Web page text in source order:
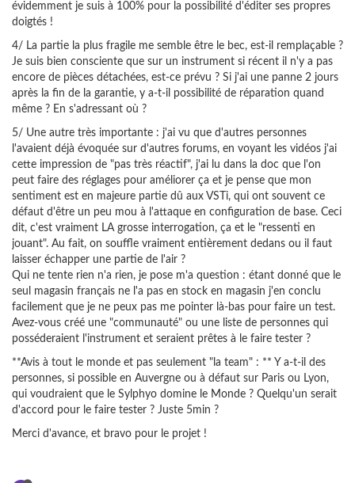
évidemment je suis à 100% pour la possibilité d'éditer ses propres
doigtés !
4/ La partie la plus fragile me semble être le bec, est-il remplaçable ?
Je suis bien consciente que sur un instrument si récent il n'y a pas
encore de pièces détachées, est-ce prévu ? Si j'ai une panne 2 jours
après la fin de la garantie, y a-t-il possibilité de réparation quand
même ? En s'adressant où ?
5/ Une autre très importante : j'ai vu que d'autres personnes
l'avaient déjà évoquée sur d'autres forums, en voyant les vidéos j'ai
cette impression de "pas très réactif", j'ai lu dans la doc que l'on
peut faire des réglages pour améliorer ça et je pense que mon
sentiment est en majeure partie dû aux VSTi, qui ont souvent ce
défaut d'être un peu mou à l'attaque en configuration de base. Ceci
dit, c'est vraiment LA grosse interrogation, ça et le "ressenti en
jouant". Au fait, on souffle vraiment entièrement dedans ou il faut
laisser échapper une partie de l'air ?
Qui ne tente rien n'a rien, je pose m'a question : étant donné que le
seul magasin français ne l'a pas en stock en magasin j'en conclu
facilement que je ne peux pas me pointer là-bas pour faire un test.
Avez-vous créé une "communauté" ou une liste de personnes qui
posséderaient l'instrument et seraient prêtes à le faire tester ?
**Avis à tout le monde et pas seulement "la team" : ** Y a-t-il des
personnes, si possible en Auvergne ou à défaut sur Paris ou Lyon,
qui voudraient que le Sylphyo domine le Monde ? Quelqu'un serait
d'accord pour le faire tester ? Juste 5min ?
Merci d'avance, et bravo pour le projet !